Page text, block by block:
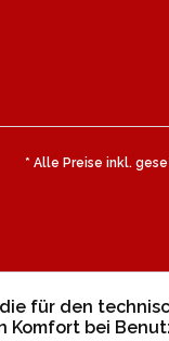
* Alle Preise inkl.
für den
Komfort bei